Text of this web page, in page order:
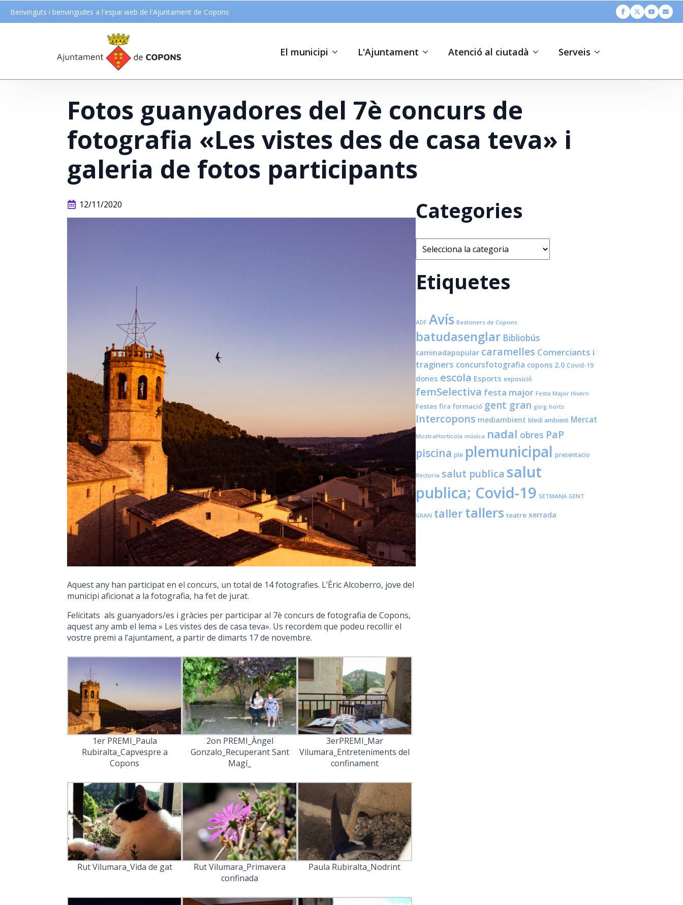
Benvinguts i benvingudes a l'espai web de l'Ajuntament de Copons
El municipi L'Ajuntament Atenció al ciutadà Serveis
Fotos guanyadores del 7è concurs de
fotografia «Les vistes des de casa teva» i
galeria de fotos participants
12/11/2020
Aquest any han participat en el concurs, un total de 14 fotografies. L’Èric Alcoberro, jove del
municipi aficionat a la fotografia, ha fet de jurat.
Felicitats als guanyadors/es i gràcies per participar al 7è concurs de fotografia de Copons,
aquest any amb el lema » Les vistes des de casa teva». Us recordem que podeu recollir el
vostre premi a l’ajuntament, a partir de dimarts 17 de novembre.
1er PREMI_Paula
Rubiralta_Capvespre a
Copons
2on PREMI_Àngel
Gonzalo_Recuperant Sant
Magí_
3erPREMI_Mar
Vilumara_Entreteniments del
confinament
Rut Vilumara_Vida de gat
Rut Vilumara_Primavera
confinada
Paula Rubiralta_Nodrint
Categories
Categories
Etiquetes
ADF Avís Bastoners de Copons
batudasenglar Bibliobús
caminadapopular caramelles Comerciants i
traginers concursfotografia copons 2.0 Covid-19
dones escola Esports exposició
femSelectiva festa major Festa Major Hivern
Festes fira formació gent gran gorg horts
Intercopons mediambient Medi ambient Mercat
MostraHortícola música nadal obres PaP
piscina ple plemunicipal presentacio
Rectoria salut publica salut
publica; Covid-19 SETMANA GENT
GRAN taller tallers teatre xerrada